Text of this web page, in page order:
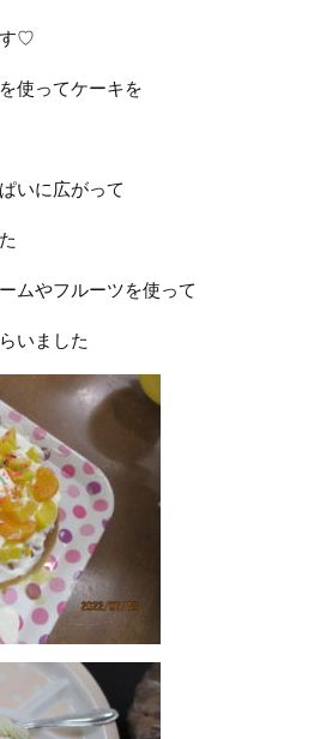
す♡
使ってケーキを
いに広がって
ムやフルーツを使って
いました